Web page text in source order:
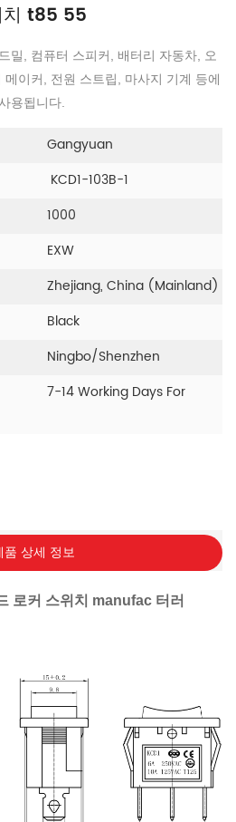
치 t85 55
밀, 컴퓨터 스피커, 배터리 자동차, 오
이커, 전원 스트립, 마사지 기계 등에
용됩니다.
Gangyuan
KCD1-103B-1
1000
EXW
Zhejiang, China (Mainland)
Black
Ningbo/Shenzhen
7-14 Working Days For
품 상세 정보
로커 스위치 manufac 터러